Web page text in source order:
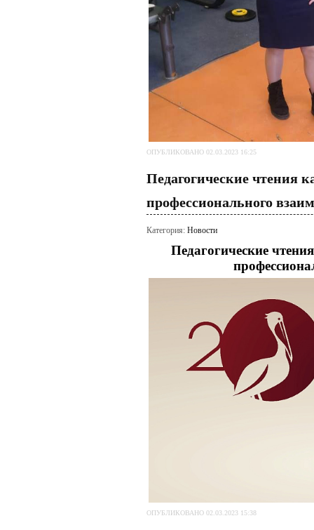
ОПУБЛИКОВАНО 02.03.2023 16:25
Педагогические чтения
профессионального
Категория: Новости
Педагогические
ОПУБЛИКОВАНО 02.03.2023 15:38